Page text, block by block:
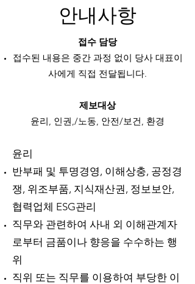
안내사항
접수 담당
접수된 내용은 중간 과정 없이 당사 대표이
사에게 직접 전달됩니다.
제보대상
윤리, 인권,/노동, 안전/보건, 환경
윤리
반부패 및 투명경영, 이해상충, 공정경
쟁, 위조부품, 지식재산권, 정보보안,
협력업체 ESG관리
직무와 관련하여 사내 외 이해관계자
로부터 금품이나 향응을 수수하는 행
위
직위 또는 직무를 이용하여 부당한 이